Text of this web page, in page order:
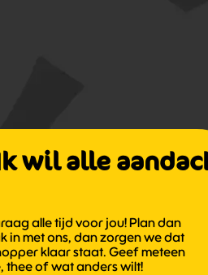
wil alle
alle tijd voor jou! Plan dan
in met ons, dan zorgen we dat
klaar staat. Geef meteen
thee of wat anders wilt!